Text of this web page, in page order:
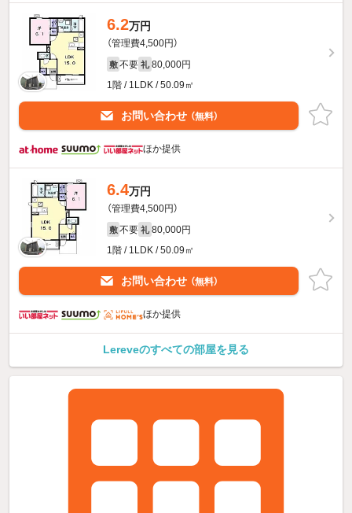
6.2万円
（管理費4,500円）
敷 不要 礼 80,000円
1階 / 1LDK / 50.09㎡
お問い合わせ （無料）
ほか提供
6.4万円
（管理費4,500円）
敷 不要 礼 80,000円
1階 / 1LDK / 50.09㎡
お問い合わせ （無料）
ほか提供
Lereveのすべての部屋を見る